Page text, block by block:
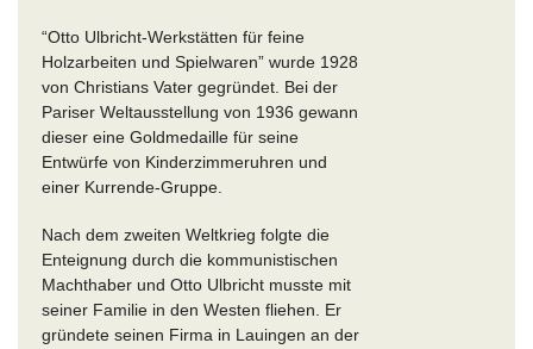
“Otto Ulbricht-Werkstätten für feine
Holzarbeiten und Spielwaren” wurde 1928
von Christians Vater gegründet. Bei der
Pariser Weltausstellung von 1936 gewann
dieser eine Goldmedaille für seine
Entwürfe von Kinderzimmeruhren und
einer Kurrende-Gruppe.
Nach dem zweiten Weltkrieg folgte die
Enteignung durch die kommunistischen
Machthaber und Otto Ulbricht musste mit
seiner Familie in den Westen fliehen. Er
gründete seinen Firma in Lauingen an der